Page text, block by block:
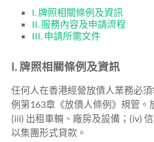
司
戶
供
公
司
註
I. 牌照相關條例及資訊
II. 服務內容及申請流程
III. 申請所需文件
I. 牌照相關條例及資訊
任何人在香港經營放債人業務必
例第163章《放債人條例》規管。
(iii) 出租車輛、廠房及設備；(iv)
以集團形式貸款。